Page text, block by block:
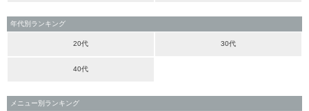
年代別ランキング
20代 30代
40代
メニュー別ランキング